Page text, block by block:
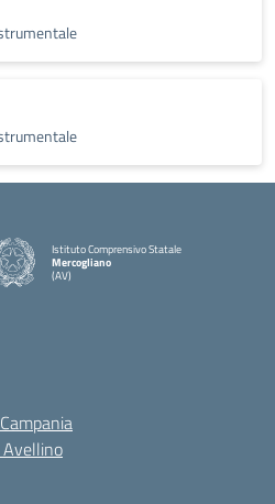
Istituto Comprensivo Statale
Mercogliano
(AV)
Avellino